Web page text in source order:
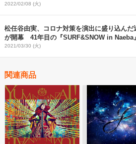
2022/02/08 (火)
松任谷由実、コロナ対策を演出に盛り込んだ
が開幕 41年目の『SURF&SNOW in Naeba
2021/03/30 (火)
関連商品